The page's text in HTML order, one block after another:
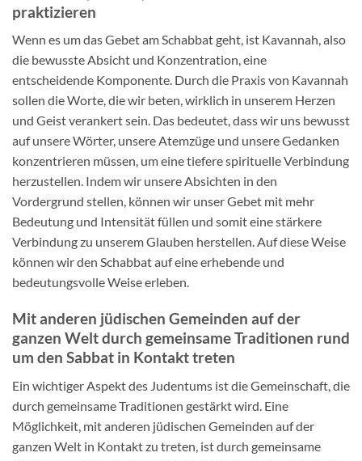
praktizieren
Wenn es um das Gebet am Schabbat geht, ist Kavannah, also
die bewusste Absicht und Konzentration, eine
entscheidende Komponente. Durch die Praxis von Kavannah
sollen die Worte, die wir beten, wirklich in unserem Herzen
und Geist verankert sein. Das bedeutet, dass wir uns bewusst
auf unsere Wörter, unsere Atemzüge und unsere Gedanken
konzentrieren müssen, um eine tiefere spirituelle Verbindung
herzustellen. Indem wir unsere Absichten in den
Vordergrund stellen, können wir unser Gebet mit mehr
Bedeutung und Intensität füllen und somit eine stärkere
Verbindung zu unserem Glauben herstellen. Auf diese Weise
können wir den Schabbat auf eine erhebende und
bedeutungsvolle Weise erleben.
Mit anderen jüdischen Gemeinden auf der
ganzen Welt durch gemeinsame Traditionen rund
um den Sabbat in Kontakt treten
Ein wichtiger Aspekt des Judentums ist die Gemeinschaft, die
durch gemeinsame Traditionen gestärkt wird. Eine
Möglichkeit, mit anderen jüdischen Gemeinden auf der
ganzen Welt in Kontakt zu treten, ist durch gemeinsame